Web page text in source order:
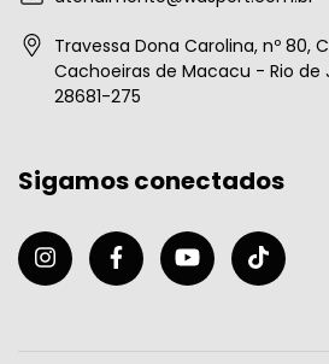
Travessa Dona Carolina, nº 80,
Cachoeiras de Macacu - Rio de
28681-275
Sigamos conectados